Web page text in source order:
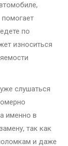
по
износиться
слушаться
именно в
так как
и даже